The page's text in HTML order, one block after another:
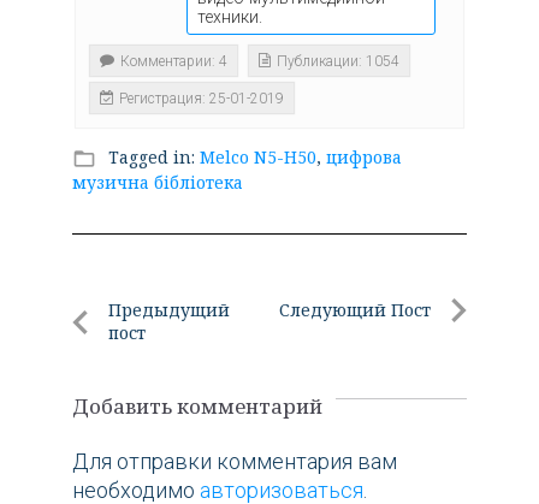
техники.
Комментарии: 4 Публикации: 1054
Регистрация: 25-01-2019
folder_open Tagged in: Melco N5-H50, цифрова
музична бібліотека
Навигация
по
Предыдущий
пост
Следующий Пост
Добавить комментарий
Для отправки комментария вам
необходимо авторизоваться